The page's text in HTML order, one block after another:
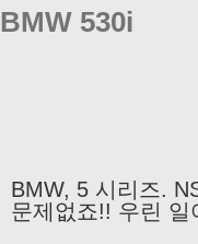
...
BMW 530i
BMW, 5 시리즈.
문제없죠!! 우린 일